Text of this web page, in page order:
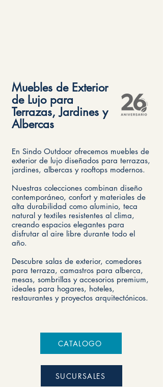
Muebles de Exterior
de Lujo para
Terrazas, Jardines y
Albercas
En Sindo Outdoor ofrecemos muebles de
exterior de lujo diseñados para terrazas,
jardines, albercas y rooftops modernos.
Nuestras colecciones combinan diseño
contemporáneo, confort y materiales de
alta durabilidad como aluminio, teca
natural y textiles resistentes al clima,
creando espacios elegantes para
disfrutar al aire libre durante todo el
año.
Descubre salas de exterior, comedores
para terraza, camastros para alberca,
mesas, sombrillas y accesorios premium,
ideales para hogares, hoteles,
restaurantes y proyectos arquitectónicos.
CATALOGO
SUCURSALES